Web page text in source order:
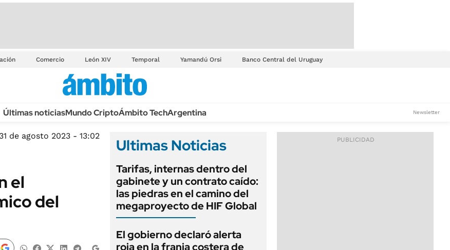
Comercio León XIV Temporal Yamandú Orsi Banco Central del Uruguay
Últimas noticiasMundo CriptoÁmbito TechArgentina Newsletter
de agosto 2023 - 13:02
el
del
Ultimas Noticias
Tarifas, internas dentro del
gabinete y un contrato caído:
las piedras en el camino del
megaproyecto de HIF Global
El gobierno declaró alerta
roja en la franja costera de